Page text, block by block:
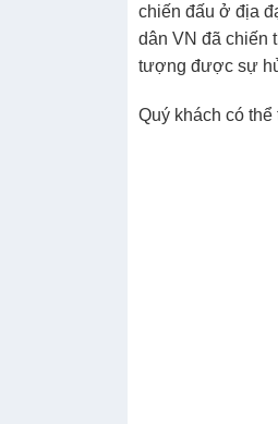
chiến đấu ở địa
dân VN đã chiến
tượng được sự
Quý khách có